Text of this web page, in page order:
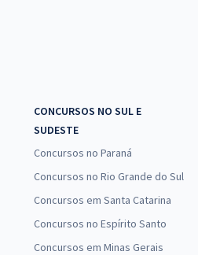
CONCURSOS NO SUL E
SUDESTE
Concursos no Paraná
Concursos no Rio Grande do Sul
Concursos em Santa Catarina
Concursos no Espírito Santo
Concursos em Minas Gerais